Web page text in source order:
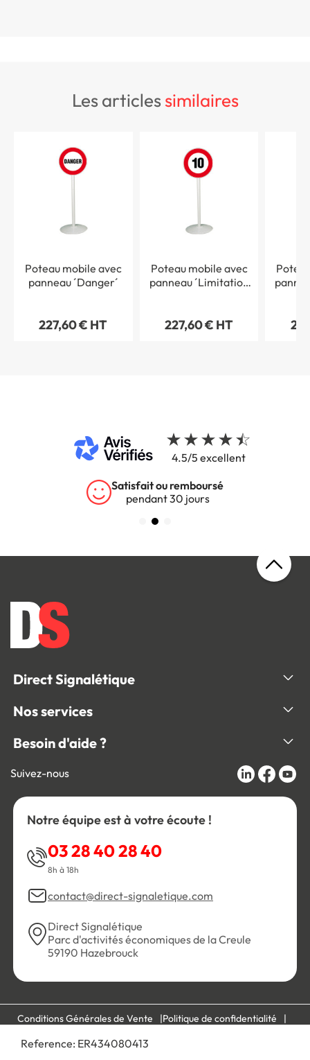
Reference: ER434080413
les articlessimilaires
Poteau mobile avec
panneau ´Danger´
227,60 € HT
Poteau mobile avec
panneau ´Limitation
227,60 € HT
4.5/5 excellent
Satisfait ou remboursé
pendant 30 jours
Direct Signalétique
Nos services
Besoin d'aide ?
Suivez-nous
Notre équipe est à votre écoute !
03 28 40 28 40
8h à 18h
contact@direct-signaletique.com
Direct Signalétique
Parc d'activités économiques de la Creule
59190 Hazebrouck
Conditions Générales de Vente
Politique de confidentialité
Mentions légales